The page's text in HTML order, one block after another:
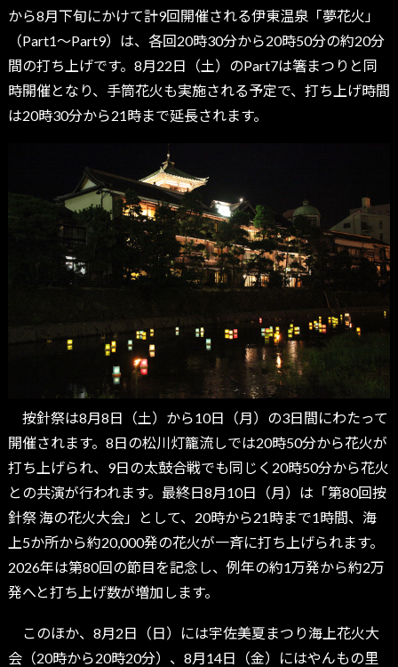
から8月下旬にかけて計9回開催される伊東温泉「夢花火」
（Part1〜Part9）は、各回20時30分から20時50分の約20分
間の打ち上げです。8月22日（土）のPart7は箸まつりと同
時開催となり、手筒花火も実施される予定で、打ち上げ時間
は20時30分から21時まで延長されます。
按針祭は8月8日（土）から10日（月）の3日間にわたって
開催されます。8日の松川灯籠流しでは20時50分から花火が
打ち上げられ、9日の太鼓合戦でも同じく20時50分から花火
との共演が行われます。最終日8月10日（月）は「第80回按
針祭 海の花火大会」として、20時から21時まで1時間、海
上5か所から約20,000発の花火が一斉に打ち上げられます。
2026年は第80回の節目を記念し、例年の約1万発から約2万
発へと打ち上げ数が増加します。
このほか、8月2日（日）には宇佐美夏まつり海上花火大
会（20時から20時20分）、8月14日（金）にはやんもの里